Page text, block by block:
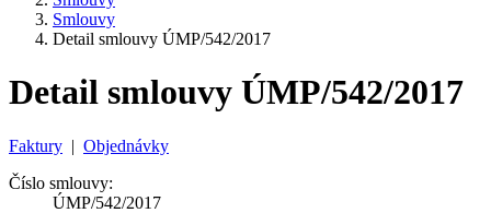
Smlouvy
Detail smlouvy ÚMP/542/2017
Detail smlouvy ÚMP/542/2017
Faktury | Objednávky
Číslo smlouvy:
ÚMP/542/2017